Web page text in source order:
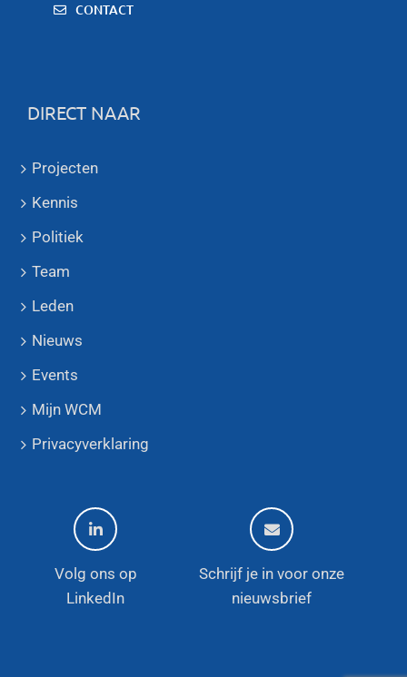
CONTACT
DIRECT NAAR
Projecten
Kennis
Politiek
Team
Leden
Nieuws
Events
Mijn WCM
Privacyverklaring
Volg ons op
LinkedIn
Schrijf je in voor onze
nieuwsbrief